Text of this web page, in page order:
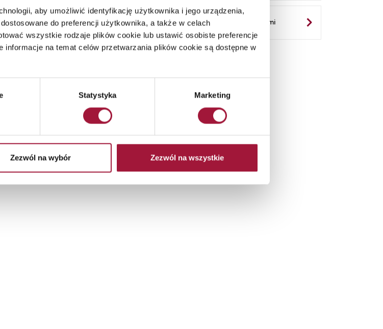
aby umożliwić identyfikację użytkownika i jego urządzenia,
do preferencji użytkownika, a także w celach
wszystkie rodzaje plików cookie lub ustawić osobiste preferencje
na temat celów przetwarzania plików cookie są dostępne w
Statystyka Marketing
Zezwól na wybór Zezwól na wszystkie
Nadzwyczajnego Walnego Zgromadzenia Akcjonariuszy wraz z projektami
MARTECH S.A.
kapitałowego